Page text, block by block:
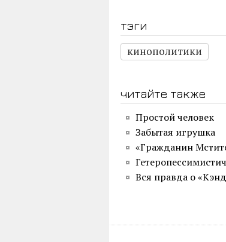
тэги
кинополитики
читайте также
Простой человек
Забытая игрушка
«Гражданин
Вся правда о